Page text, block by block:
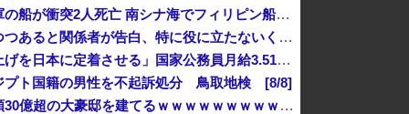
【速報】中国の海警局と中国海軍の船が衝突2人死亡 南シナ海でフィリピン船を追跡中
国連が事実上の機能停止に陥りつつあると関係者が告白、特に役に立たないくせに高給だけ毟り取った結果……
高市総理「物価上昇を上回る賃上げを日本に定着させる」国家公務員月給3.51％増へ 地方公務員も追随する見通し
プト国籍の男性を不起訴処分 鳥取地検 [8/8]
【悲報】ちいかわ作者さん、総額30億超の大豪邸を建てるｗｗｗｗｗｗｗｗｗｗｗｗｗｗｗｗｗｗｗ